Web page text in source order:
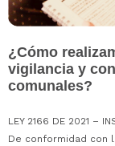
¿Cómo
vigilancia y
comunales?
LEY 2166 DE 2021 –
De conformidad con